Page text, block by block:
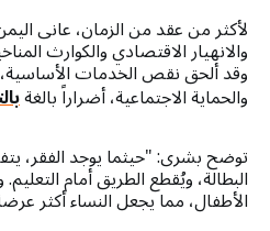
لأكثر من عقد من الزمان، عانى
والانهيار الاقتصادي والكوارث
وقد ألحق نقص الخدمات الأساسية،
والحماية الاجتماعية، أضراراً بالغة
توضح بشرى: "حيثما يوجد الفقر،
البطالة، ويُقطع الطريق أمام
الأطفال، مما يجعل النساء أكثر